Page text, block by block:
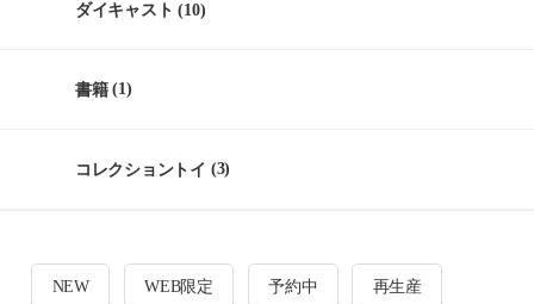
ダイキャスト (10)
書籍(1)
コレクショントイ (3)
NEW WEB限定 予約中 再生産